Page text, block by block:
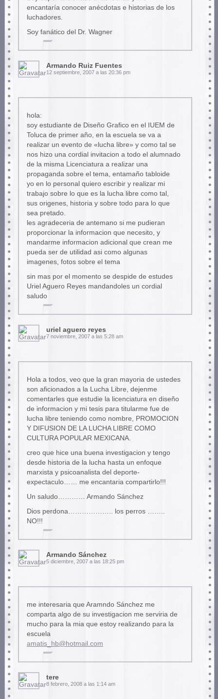
encantaría conocer anécdotas e historias de los
luchadores.
Soy fanático del Dr. Wagner
Armando Ruiz Fuentes
12 septiembre, 2007 a las 20:36 pm
hola:
soy estudiante de Diseño Grafico en el IUEM de
Toluca de primer año, en la escuela se va a
realizar un evento de «lucha libre» y como tal se
nos hizo una cordial invitacion a todo el alumnado
de la misma Licenciatura a realizar una
propaganda sobre el tema, entamaño tabloide
yo en lo personal quiero escribir y realizar mi
trabajo sobre lo que es la lucha libre como tal,
sus origenes, historia y sobre todo para lo que
sea pretado.
les agradeceria de antemano si me pudieran
proporcionar la informacion que necesito, y
mandarme informacion adicional que crean me
pueda ser de utilidad asi como algunas
imagenes, fotos sobre el tema
sin mas por el momento se despide de estudes
Uriel Aguero Reyes mandandoles un cordial
saludo
uriel aguero reyes
7 noviembre, 2007 a las 5:28 am
Hola a todos, veo que la gran mayoria de ustedes
son aficionados a la Lucha Libre, dejenme
comentarles que estudie la licenciatura en diseño
de informacion y mi tesis para titularme fue de
lucha libre teniendo como nombre, PROMOCION
Y DIFUSION DE LA LUCHA LIBRE COMO
CULTURA POPULAR MEXICANA.
creo que hice una buena investigacion y tengo
desde historia de la lucha hasta un enfoque
marxista y psicoanalista del deporte-
expectaculo…… me encantaria compartirlo!!!
Un saludo………… Armando Sánchez
Dios perdona……………….. los perros ……..
NO!!!
Armando Sánchez
5 diciembre, 2007 a las 18:25 pm
me interesaria que Aramndo Sánchez me
comparta algo de su investigacion me serviria de
mucho para la mia que estoy realizando para la
escuela
amatis_hb@hotmail.com
tere
8 febrero, 2008 a las 1:14 am